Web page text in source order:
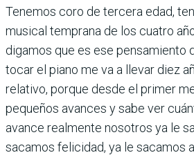
Tenemos coro de tercera edad,
musical temprana de los cuatro
digamos que es ese pensamiento
tocar el piano me va a llevar diez
relativo, porque desde el primer
pequeños avances y sabe ver
avance realmente nosotros ya le
sacamos felicidad, ya le sacamos